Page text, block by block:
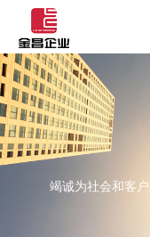
竭诚为社会和客